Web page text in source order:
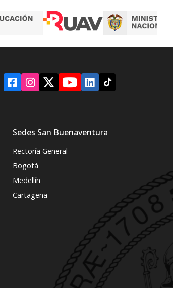
Sedes San Buenaventura
Rectoría General
Bogotá
Medellín
Cartagena